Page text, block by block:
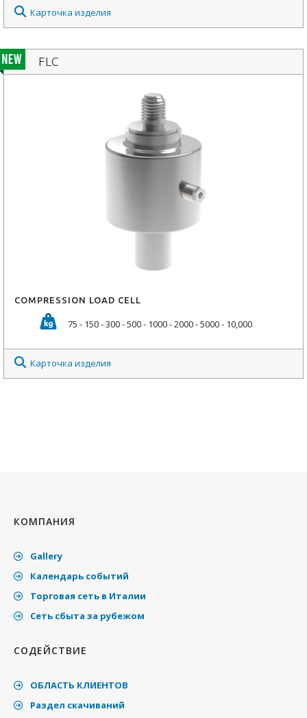
Карточка изделия
FLC
COMPRESSION LOAD CELL
75 - 150 - 300 - 500 - 1000 - 2000 - 5000 - 10,000
Карточка изделия
КОМПАНИЯ
Gallery
Календарь событий
Торговая сеть в Италии
Cеть сбыта за рубежом
СОДЕЙСТВИЕ
ОБЛАСТЬ КЛИЕНТОВ
Раздел скачиваний